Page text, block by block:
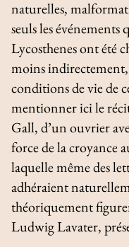
naturelles,
seuls les événements
Lycosthenes ont été
moins indirectement,
conditions de vie de
mentionner ici le
Gall, d’un ouvrier
force de la croyance
laquelle même des
adhéraient
théoriquement
Ludwig Lavater,